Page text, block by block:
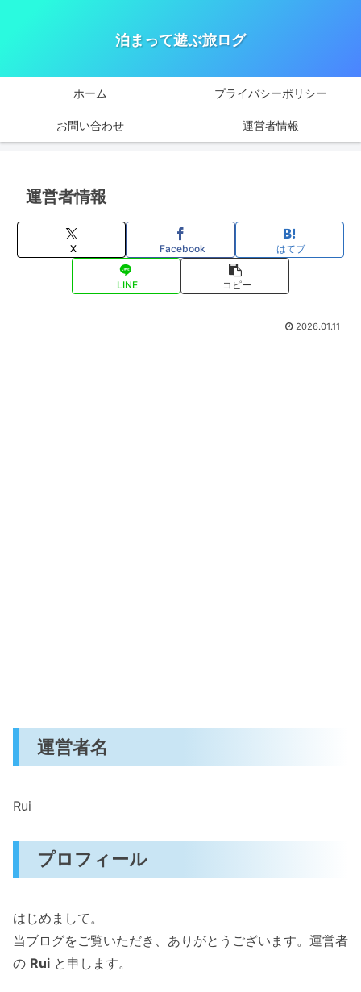
泊まって遊ぶ旅ログ
ホーム プライバシーポリシー
お問い合わせ 運営者情報
運営者情報
X Facebook はてブ
LINE コピー
2026.01.11
運営者名
Rui
プロフィール
はじめまして。
当ブログをご覧いただき、ありがとうございます。運営者
の Rui と申します。